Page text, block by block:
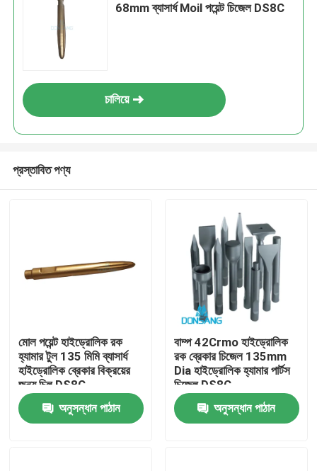
68mm ব্যাসার্ধ Moil পয়েন্ট চিজেল DS8C
চালিয়ে
প্রস্তাবিত পণ্য
মোল পয়েন্ট হাইড্রোলিক রক
হ্যামার টুল 135 মিমি ব্যাসার্ধ
হাইড্রোলিক ব্রেকার বিক্রয়ের
জন্য চিল DS8C
অনুসন্ধান পাঠান
বাম্প 42Crmo হাইড্রোলিক
রক ব্রেকার চিজেল 135mm
Dia হাইড্রোলিক হ্যামার পার্টস
চিজেল DS8C
অনুসন্ধান পাঠান